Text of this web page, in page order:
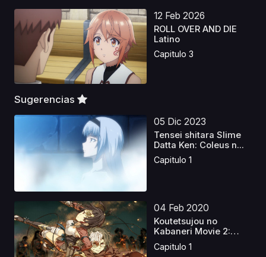
12 Feb 2026
ROLL OVER AND DIE
Latino
Capitulo 3
Sugerencias
05 Dic 2023
Tensei shitara Slime
Datta Ken: Coleus n...
Capitulo 1
04 Feb 2020
Koutetsujou no
Kabaneri Movie 2:
Moeru I...
Capitulo 1